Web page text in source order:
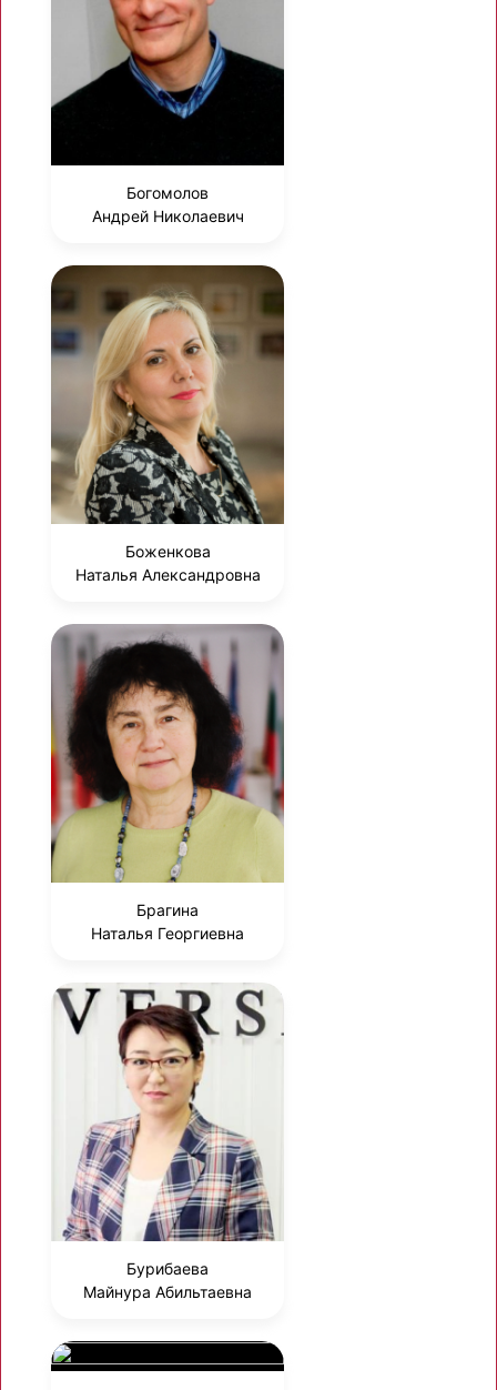
Богомолов
Андрей Николаевич
Боженкова
Наталья Александровна
Брагина
Наталья Георгиевна
Бурибаева
Майнура Абильтаевна